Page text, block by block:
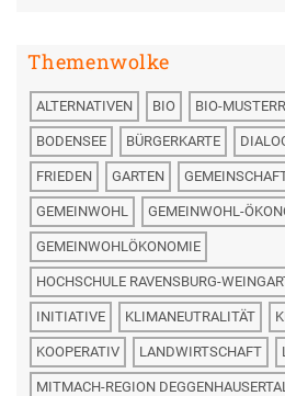
Themenwolke
ALTERNATIVEN BIO BIO-
BODENSEE BÜRGERKARTE
FRIEDEN GARTEN
GEMEINWOHL GEMEINWOHL-
GEMEINWOHLÖKONOMIE
HOCHSCHULE RAVENSBURG-
INITIATIVE KLIMANEUTRALITÄT
KOOPERATIV LANDWIRTSCHAFT
MITMACH-REGION DEGGENHAUSERTAL